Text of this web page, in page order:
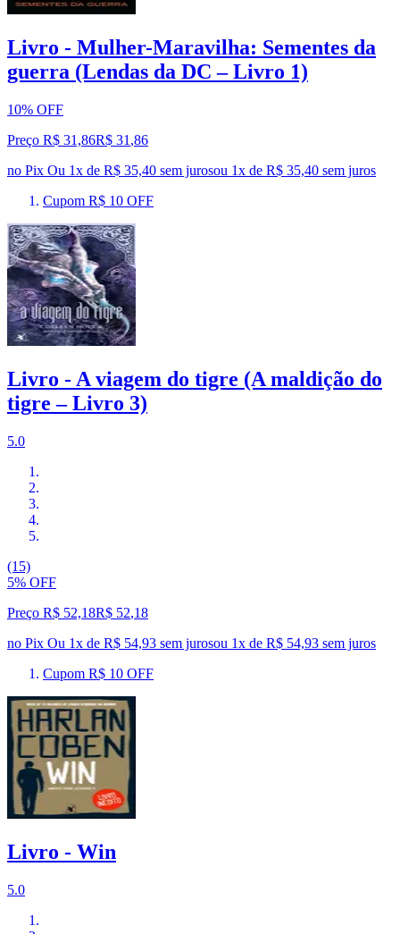
Livro - Mulher-Maravilha: Sementes da
guerra (Lendas da DC – Livro 1)
10% OFF
Preço R$ 31,86R$ 31 ,86
no Pix Ou 1x de R$ 35,40 sem jurosou 1x de R$ 35,40 sem juros
Cupom R$ 10 OFF
Livro - A viagem do tigre (A maldição do
tigre – Livro 3)
5.0
(15)
5% OFF
Preço R$ 52,18R$ 52,18
no Pix Ou 1x de R$ 54,93 sem jurosou 1x de R$ 54,93 sem juros
Cupom R$ 10 OFF
Livro - Win
5.0